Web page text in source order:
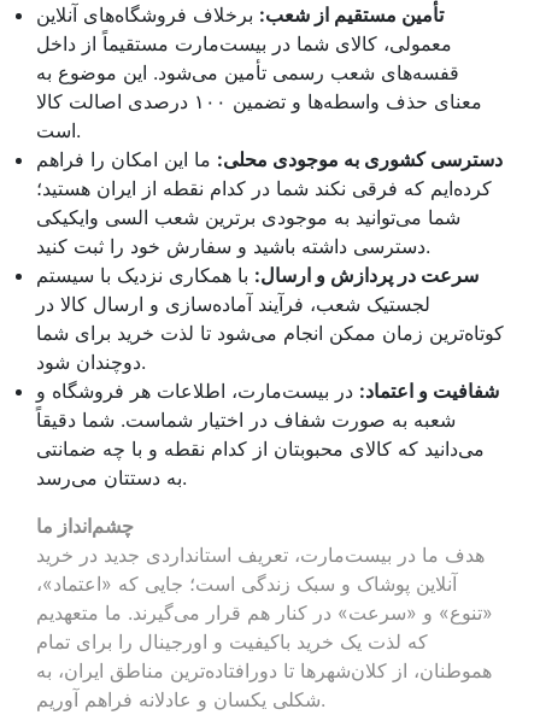
تأمین مستقیم از شعب: برخلاف فروشگاه‌های آنلاین
معمولی، کالای شما در بیست‌مارت مستقیماً از داخل
قفسه‌های شعب رسمی تأمین می‌شود. این موضوع به
معنای حذف واسطه‌ها و تضمین ۱۰۰ درصدی اصالت کالا
است.
دسترسی کشوری به موجودی محلی: ما این امکان را فراهم
کرده‌ایم که فرقی نکند شما در کدام نقطه از ایران هستید؛
شما می‌توانید به موجودی برترین شعب السی وایکیکی
دسترسی داشته باشید و سفارش خود را ثبت کنید.
سرعت در پردازش و ارسال: با همکاری نزدیک با سیستم
لجستیک شعب، فرآیند آماده‌سازی و ارسال کالا در
کوتاه‌ترین زمان ممکن انجام می‌شود تا لذت خرید برای شما
دوچندان شود.
شفافیت و اعتماد: در بیست‌مارت، اطلاعات هر فروشگاه و
شعبه به صورت شفاف در اختیار شماست. شما دقیقاً
می‌دانید که کالای محبوبتان از کدام نقطه و با چه ضمانتی
به دستتان می‌رسد.
چشم‌انداز ما
هدف ما در بیست‌مارت، تعریف استانداردی جدید در خرید
آنلاین پوشاک و سبک زندگی است؛ جایی که «اعتماد»،
«تنوع» و «سرعت» در کنار هم قرار می‌گیرند. ما متعهدیم
که لذت یک خرید باکیفیت و اورجینال را برای تمام
هموطنان، از کلان‌شهرها تا دورافتاده‌ترین مناطق ایران، به
شکلی یکسان و عادلانه فراهم آوریم.